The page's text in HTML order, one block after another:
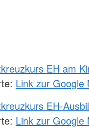
EH am
Link zur Google
EH-
Link zur Google